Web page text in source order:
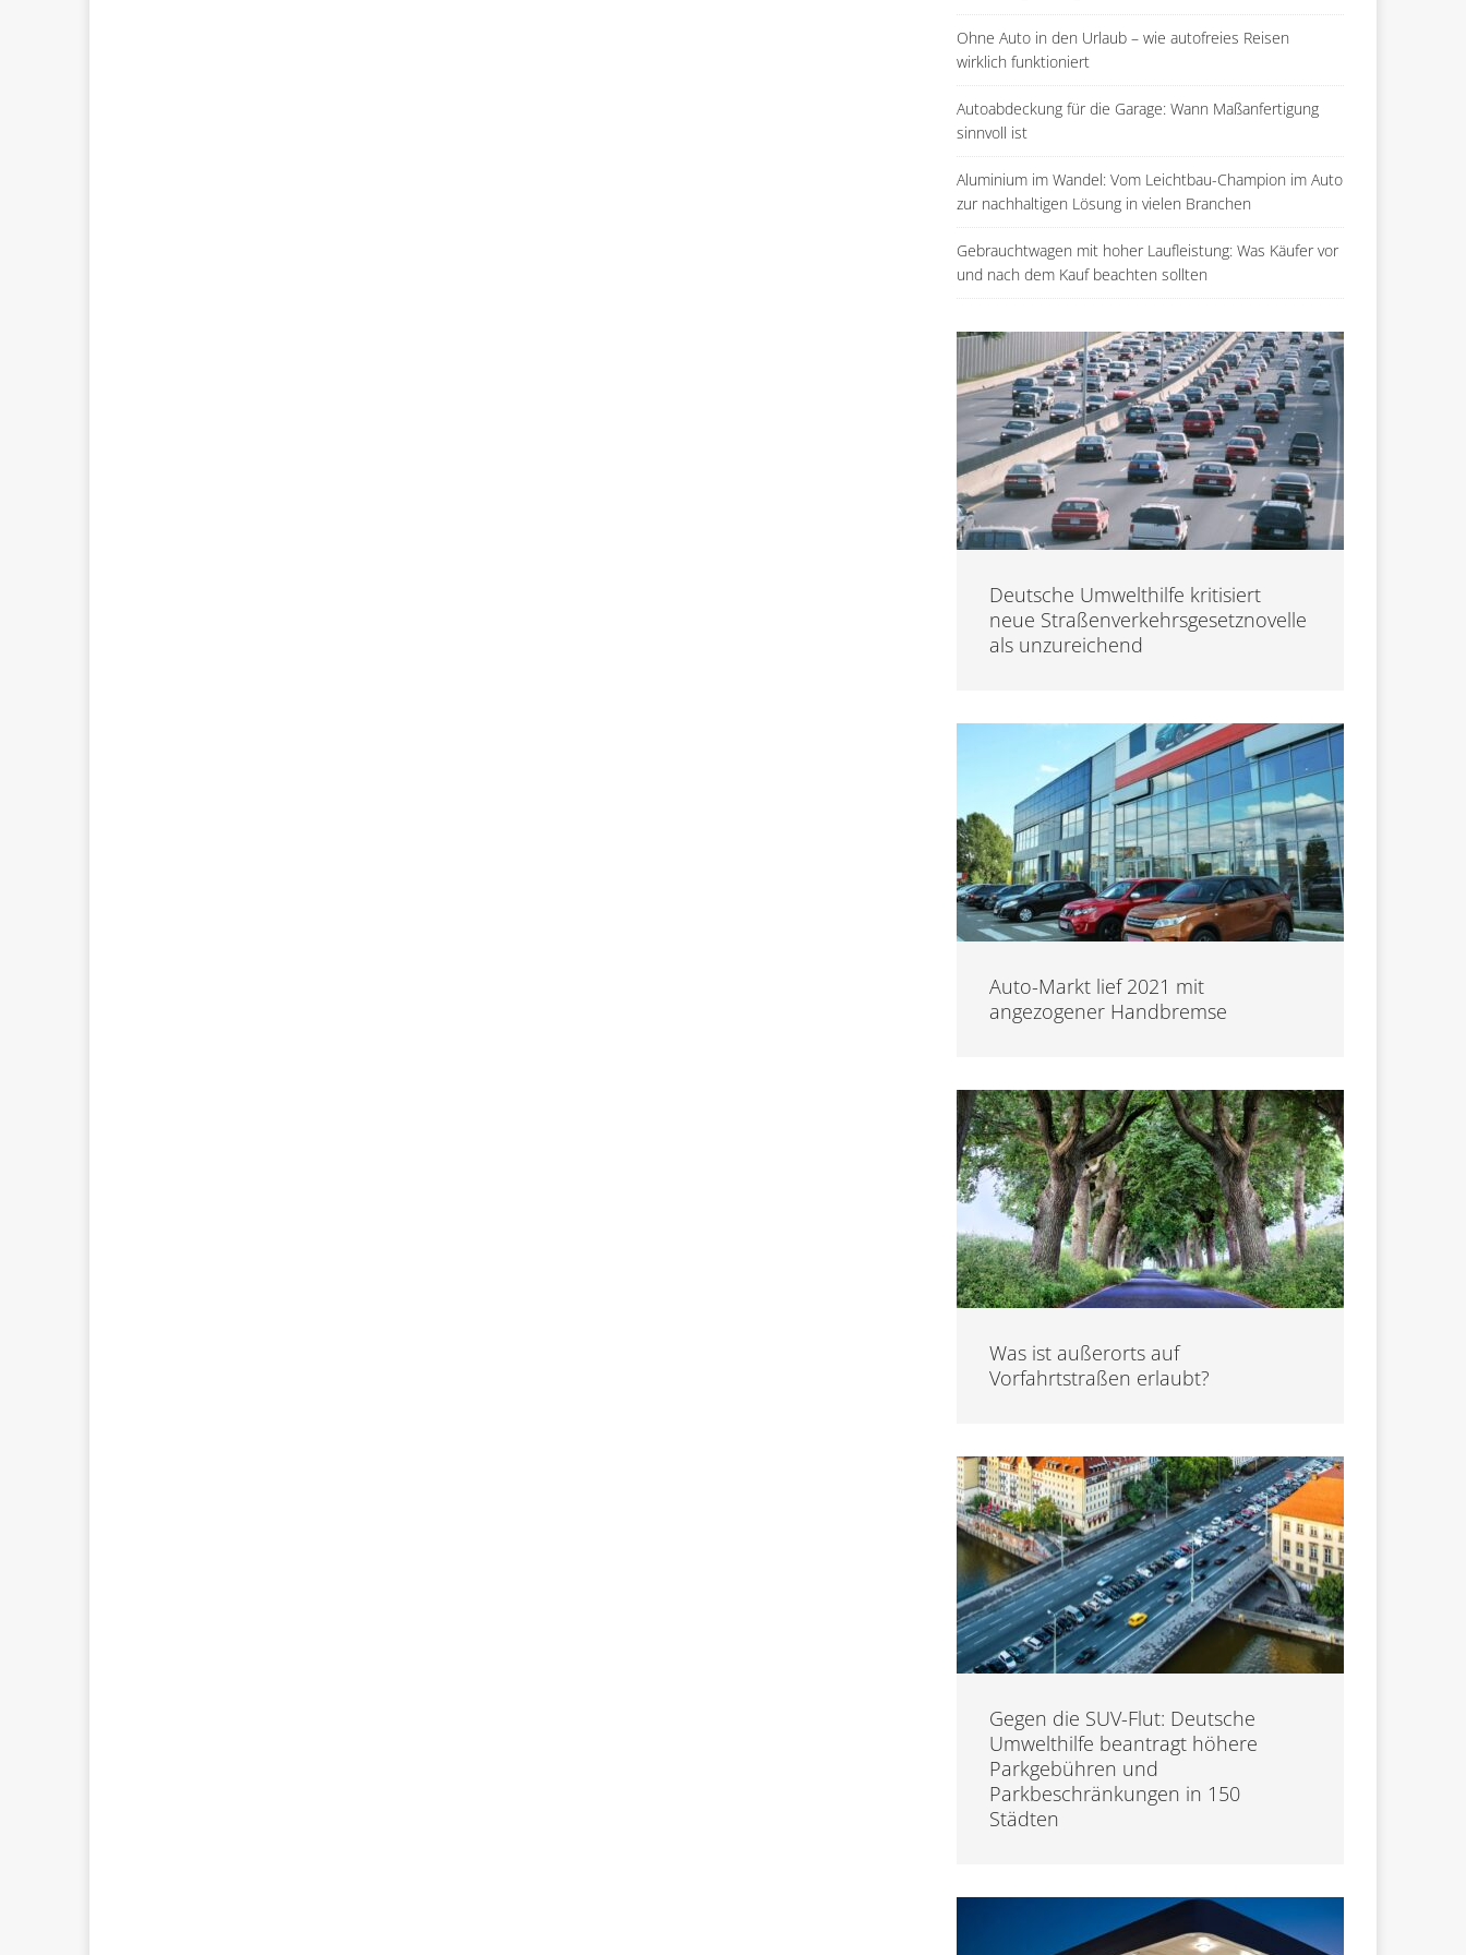
Ohne Auto in den Urlaub – wie autofreies Reisen
wirklich funktioniert
Autoabdeckung für die Garage: Wann Maßanfertigung
sinnvoll ist
Aluminium im Wandel: Vom Leichtbau-Champion im Auto
zur nachhaltigen Lösung in vielen Branchen
Gebrauchtwagen mit hoher Laufleistung: Was Käufer vor
und nach dem Kauf beachten sollten
Deutsche Umwelthilfe kritisiert
neue Straßenverkehrsgesetznovelle
als unzureichend
Auto-Markt lief 2021 mit
angezogener Handbremse
Was ist außerorts auf
Vorfahrtstraßen erlaubt?
Gegen die SUV-Flut: Deutsche
Umwelthilfe beantragt höhere
Parkgebühren und
Parkbeschränkungen in 150
Städten